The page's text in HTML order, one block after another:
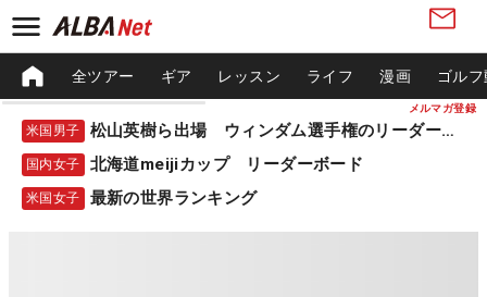
メルマガ登録
全ツアー ギア レッスン ライフ 漫画 ゴル
米国男子 松山英樹ら出場 ウィンダム選手権のリーダーボード
国内女子 北海道meijiカップ リーダーボード
米国女子 最新の世界ランキング